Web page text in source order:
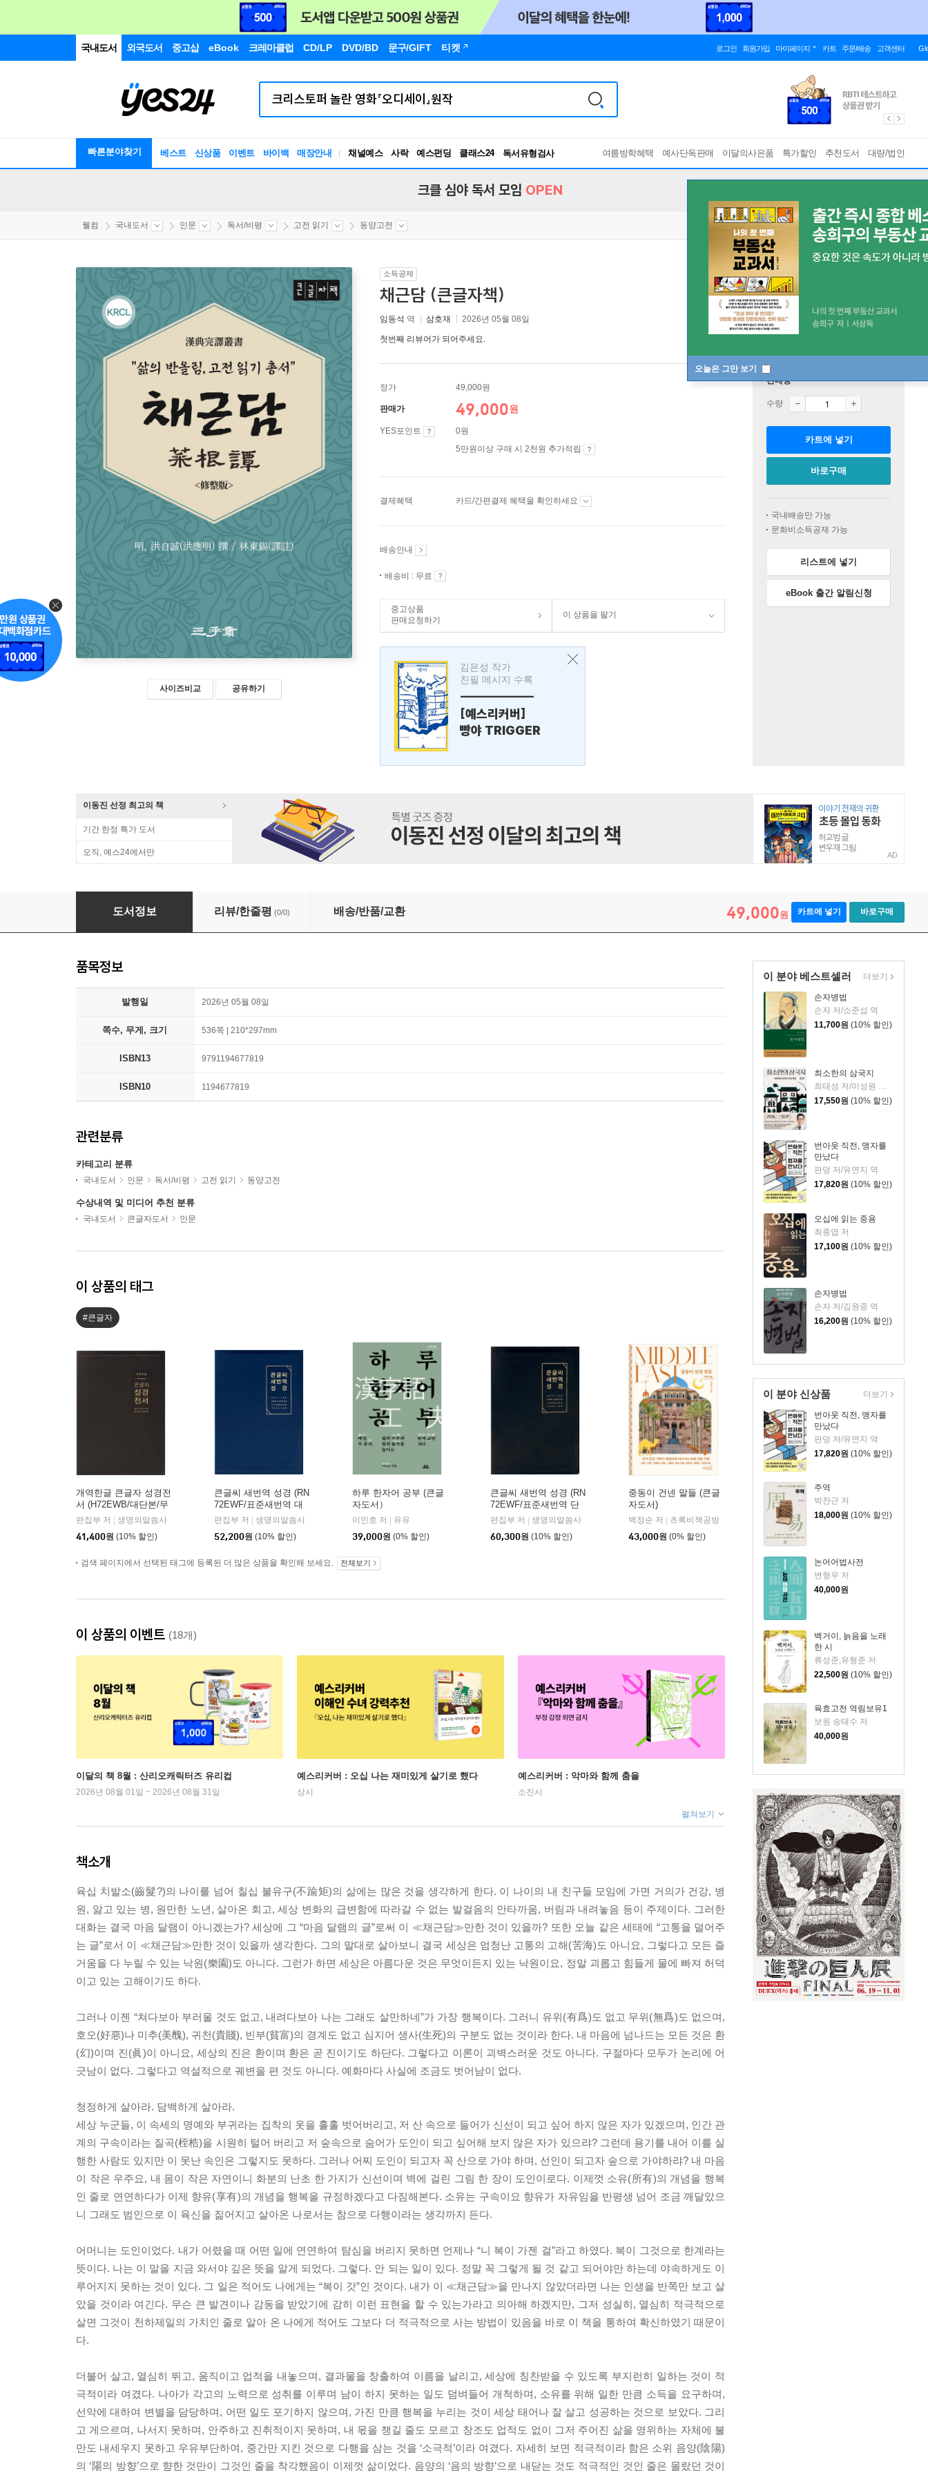
국내도서 외국도서 중고샵 eBook 크레마클럽 CD/LP DVD/BD 문구/GIFT 티켓 로그인 회원가입 마이페이지 카트 주문/배송 고객센터
빠른분야찾기 베스트 신상품 이벤트 바이백 매장안내 채널예스 사락 예스펀딩 클래스24
독서유형검사
RBTI Lab
여름방학혜택 예사단독판매 이달의사은품 특가할인 추천도서 대량/법인
오늘은 그만 보기
크클 심야 독서 모임 OPEN
웰컴 국내도서 인문 독서/비평 고전 읽기 동양고전
사이즈비교 공유하기
소득공제
채근담 (큰글자책)
임동석 역 삼호재 2026년 05월 08일
첫번째 리뷰어가 되어주세요.
정가 49,000원
판매가 49,000원
YES포인트
0원
5만원이상 구매 시 2천원 추가적립
결제혜택 카드/간편결제 혜택을 확인하세요
배송안내
배송비 : 무료
중고상품
판매요청하기
이 상품을 팔기
김은성 작가
친필 메시지 수록
---------------
[예스리커버]
빵야 TRIGGER
판매중
수량
카트에 넣기
바로구매
국내배송만 가능
문화비소득공제 가능
리스트에 넣기
eBook 출간 알림신청
이동진 선정 최고의 책
기간 한정 특가 도서
오직, 예스24에서만 AD
채근담 (큰글자책)
도서정보 리뷰/한줄평 (0/0) 배송/반품/교환 49,000원 카트에 넣기 바로구매
이 분야 베스트셀러
손자병법
손자 저/소준섭 역
11,700원 (10% 할인)
최소한의 삼국지
17,550원 (10% 할인)
번아웃 직전, 맹자를
만났다
판덩 저/유연지 역
17,820원 (10% 할인)
오십에 읽는 중용
최종엽 저
17,100원 (10% 할인)
손자병법
손자 저/김원중 역
16,200원 (10% 할인)
더보기
이 분야 신상품
번아웃 직전, 맹자를
만났다
판덩 저/유연지 역
17,820원 (10% 할인)
주역
박찬근 저
18,000원 (10% 할인)
논어어법사전
변형우 저
40,000원
백거이, 늙음을 노래
한 시
류성준,유형준 저
22,500원 (10% 할인)
육효고전 역림보유1
보원 송태수 저
40,000원
더보기
품목정보
발행일 2026년 05월 08일
쪽수, 무게, 크기 536쪽 | 210*297mm
ISBN13 9791194677819
ISBN10 1194677819
관련분류
카테고리 분류
국내도서 인문 독서/비평 고전 읽기 동양고전
수상내역 및 미디어 추천 분류
국내도서 큰글자도서 인문
이 상품의 태그
#큰글자
개역한글 큰글자 성경전
서 (H72EWB/대단본/무
지퍼/PU/반달 색인/해설
없음/각주 없음/다크브
라운)
편집부 저
생명의말씀사
41,400원 (10% 할인)
큰글씨 새번역 성경 (RN
72EWF/표준새번역 대
단본/무지퍼/PU/반달 색
인/주석 없음/뉴다크네
이비)
편집부 저
생명의말씀사
52,200원 (10% 할인)
하루 한자어 공부 (큰글
자도서）
이인호 저
유유
39,000원 (0% 할인)
큰글씨 새번역 성경 (RN
72EWF/표준새번역 단
본/무지퍼/천연우피/반
달 색인/주석 없음/검정)
편집부 저
생명의말씀사
60,300원 (10% 할인)
중동이 건넨 말들 (큰글
자도서)
백정순 저
초록비책공방
43,000원 (0% 할인)
검색 페이지에서 선택된 태그에 등록된 더 많은 상품을 확인해 보세요. 전체보기
이 상품의 이벤트 (18개)
이달의 책 8월 : 산리오캐릭터즈 유리컵
2026년 08월 01일 ~ 2026년 08월 31일
예스리커버 : 오십 나는 재미있게 살기로 했다
상시
예스리커버 : 악마와 함께 춤을
소진시
펼쳐보기
책소개
육십 치발소(齒髮?)의 나이를 넘어 칠십 불유구(不踰矩)의 삶에는 많은 것을 생각하게 한다. 이 나이의 내 친구들 모임에 가면 거의가 건강, 병
원, 앓고 있는 병, 원만한 노년, 살아온 회고, 세상 변화의 급변함에 따라갈 수 없는 발걸음의 안타까움, 버림과 내려놓음 등이 주제이다. 그러한
대화는 결국 마음 달램이 아니겠는가? 세상에 그 “마음 달램의 글”로써 이 ≪채근담≫만한 것이 있을까? 또한 오늘 같은 세태에 “고통을 덜어주
는 글”로서 이 ≪채근담≫만한 것이 있을까 생각한다. 그의 말대로 살아보니 결국 세상은 엄청난 고통의 고해(苦海)도 아니요, 그렇다고 모든 즐
거움을 다 누릴 수 있는 낙원(樂園)도 아니다. 그런가 하면 세상은 아름다운 것은 무엇이든지 있는 낙원이요, 정말 괴롭고 힘들게 물에 빠져 허덕
이고 있는 고해이기도 하다.
그러나 이젠 “쳐다보아 부러울 것도 없고, 내려다보아 나는 그래도 살만하네”가 가장 행복이다. 그러니 유위(有爲)도 없고 무위(無爲)도 없으며,
호오(好惡)나 미추(美醜), 귀천(貴賤), 빈부(貧富)의 경계도 없고 심지어 생사(生死)의 구분도 없는 것이라 한다. 내 마음에 넘나드는 모든 것은 환
(幻)이며 진(眞)이 아니요, 세상의 진은 환이며 환은 곧 진이기도 하단다. 그렇다고 이론이 괴벽스러운 것도 아니다. 구절마다 모두가 논리에 어
긋남이 없다. 그렇다고 역설적으로 궤변을 편 것도 아니다. 예화마다 사실에 조금도 벗어남이 없다.
청정하게 살아라. 담백하게 살아라.
세상 누군들, 이 속세의 명예와 부귀라는 집착의 옷을 훌훌 벗어버리고, 저 산 속으로 들어가 신선이 되고 싶어 하지 않은 자가 있겠으며, 인간 관
계의 구속이라는 질곡(桎梏)을 시원히 털어 버리고 저 숲속으로 숨어가 도인이 되고 싶어해 보지 않은 자가 있으랴? 그런데 용기를 내어 이를 실
행한 사람도 있지만 이 못난 속인은 그렇지도 못하다. 그러나 어찌 도인이 되고자 꼭 산으로 가야 하며, 선인이 되고자 숲으로 가야하랴? 내 마음
이 작은 우주요, 내 몸이 작은 자연이니 화분의 난초 한 가지가 신선이며 벽에 걸린 그림 한 장이 도인이로다. 이제껏 소유(所有)의 개념을 행복
인 줄로 연연하다가 이제 향유(享有)의 개념을 행복을 규정하겠다고 다짐해본다. 소유는 구속이요 향유가 자유임을 반평생 넘어 조금 깨달았으
니 그래도 범인으로 이 육신을 짊어지고 살아온 나로서는 참으로 다행이라는 생각까지 든다.
어머니는 도인이었다. 내가 어렸을 때 어떤 일에 연연하여 탐심을 버리지 못하면 언제나 “니 복이 가젠 걸”라고 하였다. 복이 그것으로 한계라는
뜻이다. 나는 이 말을 지금 와서야 깊은 뜻을 알게 되었다. 그렇다. 안 되는 일이 있다. 정말 꼭 그렇게 될 것 같고 되어야만 하는데 야속하게도 이
루어지지 못하는 것이 있다. 그 일은 적어도 나에게는 “복이 갓”인 것이다. 내가 이 ≪채근담≫을 만나지 않았더라면 나는 인생을 반쪽만 보고 살
았을 것이라 여긴다. 무슨 큰 발견이나 감동을 받았기에 감히 이런 표현을 할 수 있는가라고 의아해 하겠지만, 그저 성실히, 열심히 적극적으로
살면 그것이 천하제일의 가치인 줄로 알아 온 나에게 적어도 그보다 더 적극적으로 사는 방법이 있음을 바로 이 책을 통하여 확신하였기 때문이
다.
더불어 살고, 열심히 뛰고, 움직이고 업적을 내놓으며, 결과물을 창출하여 이름을 날리고, 세상에 칭찬받을 수 있도록 부지런히 일하는 것이 적
극적이라 여겼다. 나아가 각고의 노력으로 성취를 이루며 남이 하지 못하는 일도 덤벼들어 개척하며, 소유를 위해 일한 만큼 소득을 요구하며,
선악에 대하여 변별을 담당하며, 어떤 일도 포기하지 않으며, 가진 만큼 행복을 누리는 것이 세상 태어나 잘 살고 성공하는 것으로 보았다. 그리
고 게으르며, 나서지 못하며, 안주하고 진취적이지 못하며, 내 몫을 챙길 줄도 모르고 창조도 업적도 없이 그저 주어진 삶을 영위하는 자체에 불
만도 내세우지 못하고 우유부단하여, 중간만 지킨 것으로 다행을 삼는 것을 ‘소극적’이라 여겼다. 자세히 보면 적극적이라 함은 소위 음양(陰陽)
의 ‘陽의 방향’으로 향한 것만이 그것인 줄을 착각했음이 이제껏 삶이었다. 음양의 ‘음의 방향’으로 내닫는 것도 적극적인 것인 줄은 몰랐던 것이